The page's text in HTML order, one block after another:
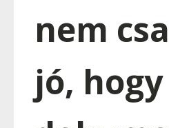
nem
jó, hogy